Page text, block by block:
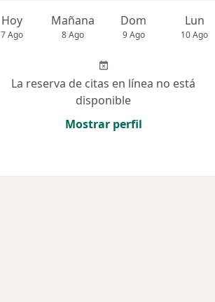
Hoy
7 Ago
Mañana
8 Ago
Dom
9 Ago
Lun
10 Ago
La reserva de citas en línea no está
disponible
Mostrar perfil